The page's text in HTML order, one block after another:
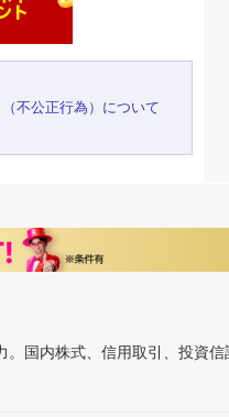
不公正行為）について
国内株式、信用取引、投資